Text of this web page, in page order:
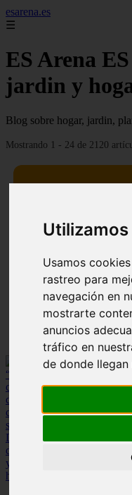
Usamos
rastreo para
navegación en
mostrarte
anuncios
tráfico en
de donde
esarena.es
☰
ES Arena
jardin y
Blog sobre hogar, jardin,
Mostrando 1 - 24 de 2120